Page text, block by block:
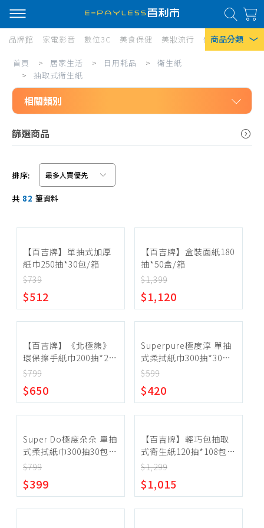
商品分類
熱門搜尋
風扇
口罩
除濕機
Iphone 17
品牌館 家電影音 數位3C 美食保健 美妝流行 傢俱寢具 居
抽
式
衛
生
首頁 > 居家生活 > 日用耗品 >
衛生紙
>
抽取式衛生紙
相關類別
日用耗品
衛生紙
抽取式衛生紙
廚房紙巾
捲筒衛生紙
篩選商品
信用卡/Line Pay/ATM
分期0利率
超商付款
排序:
共 82 筆資料
【百吉牌】單抽式加厚
紙巾250抽*30包/箱
$739
$512
【百吉牌】盒裝面紙180
抽*50盒/箱
$1,399
$1,120
【百吉牌】《北極熊》
環保擦手紙巾200抽*20
包/箱
$799
$650
Superpure極度淳 單抽
式柔拭紙巾300抽*30包/
箱
$599
$420
Super Do極度朵朵 單抽
式柔拭紙巾300抽30包/
箱
$799
$399
【百吉牌】輕巧包抽取
式衛生紙120抽*108包/
箱
$1,299
$1,015